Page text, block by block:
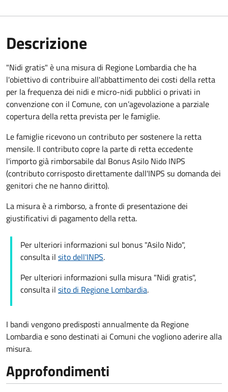
Descrizione
"Nidi gratis" è una misura di Regione Lombardia che ha
l'obiettivo di contribuire all'abbattimento dei costi della retta
per la frequenza dei nidi e micro-nidi pubblici o privati in
convenzione con il Comune, con un’agevolazione a parziale
copertura della retta prevista per le famiglie.
Le famiglie ricevono un contributo per sostenere la retta
mensile. Il contributo copre la parte di retta eccedente
l'importo già rimborsabile dal Bonus Asilo Nido INPS
(contributo corrisposto direttamente dall'INPS su domanda dei
genitori che ne hanno diritto).
La misura è a rimborso, a fronte di presentazione dei
giustificativi di pagamento della retta.
Per ulteriori informazioni sul bonus "Asilo Nido",
consulta il sito dell'INPS.
Per ulteriori informazioni sulla misura "Nidi gratis",
consulta il sito di Regione Lombardia.
I bandi vengono predisposti annualmente da Regione
Lombardia e sono destinati ai Comuni che vogliono aderire alla
misura.
Approfondimenti